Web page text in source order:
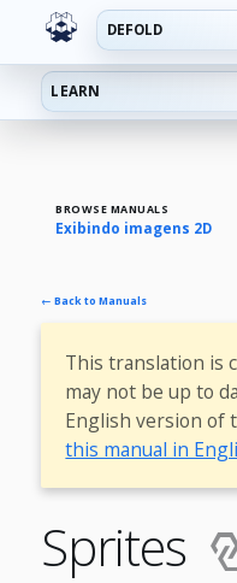
DEFOLD
LEARN
BROWSE MANUALS
Exibindo imagens 2D
← Back to Manuals
This translation is
may not be up to
English version of
this manual in
Sprites